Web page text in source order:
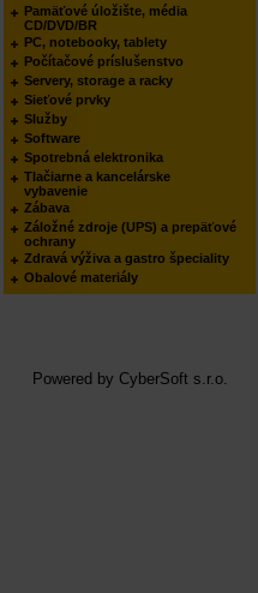
Pamäťové úložište, média
CD/DVD/BR
PC, notebooky, tablety
Počítačové príslušenstvo
Servery, storage a racky
Sieťové prvky
Služby
Software
Spotrebná elektronika
Tlačiarne a kancelárske
vybavenie
Zábava
Záložné zdroje (UPS) a prepäťové
ochrany
Zdravá výživa a gastro špeciality
Obalové materiály
Powered by CyberSoft s.r.o.